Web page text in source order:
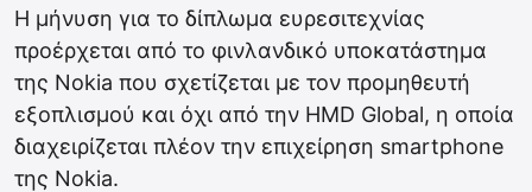
Η μήνυση για το δίπλωμα ευρεσιτεχνίας
προέρχεται από το φινλανδικό υποκατάστημα
της Nokia που σχετίζεται με τον προμηθευτή
εξοπλισμού και όχι από την HMD Global, η οποία
διαχειρίζεται πλέον την επιχείρηση smartphone
της Nokia.